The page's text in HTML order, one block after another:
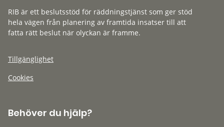
RIB är ett beslutsstöd för räddningstjänst som ger stöd
hela vägen från planering av framtida insatser till att
fatta rätt beslut när olyckan är framme.
Tillgänglighet
Cookies
Behöver du hjälp?